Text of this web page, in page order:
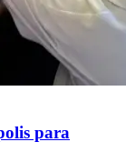
para